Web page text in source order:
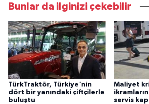
Bunlar da ilginizi çekebilir
TürkTraktör, Türkiye'nin
dört bir yanındaki çiftçilerle
buluştu
Maliyet
servis